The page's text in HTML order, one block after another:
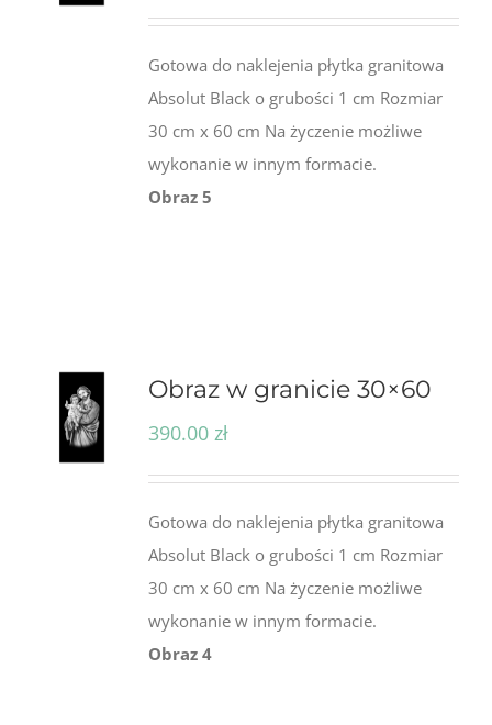
Gotowa do naklejenia płytka granitowa
Absolut Black o grubości 1 cm Rozmiar
30 cm x 60 cm Na życzenie możliwe
wykonanie w innym formacie.
Obraz 5
DODAJ
DO
KOSZYKA
Obraz w granicie 30×60
390.00 zł
Gotowa do naklejenia płytka granitowa
Absolut Black o grubości 1 cm Rozmiar
30 cm x 60 cm Na życzenie możliwe
wykonanie w innym formacie.
Obraz 4